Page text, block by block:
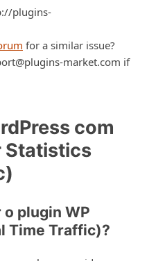
com
Statistics
plugin WP
Time Traffic)?
plugins-
for a similar issue?
market.com if